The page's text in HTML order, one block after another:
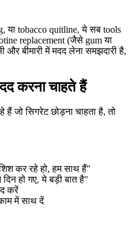
या tobacco quitline, ये सब tools
replacement (जैसे gum या
बीमारी में मदद लेना समझदारी है,
करना चाहते हैं
जो सिगरेट छोड़ना चाहता है, तो
कर रहे हो, हम साथ हैं"
हो गए, ये बड़ी बात है"
करें
में साथ दें